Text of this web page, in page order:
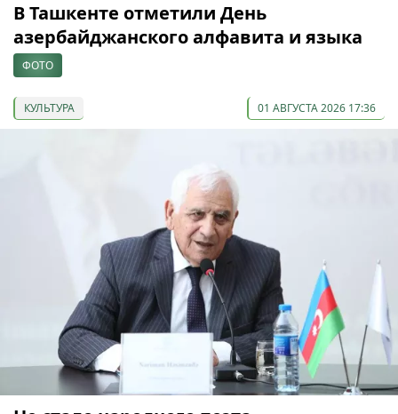
В Ташкенте отметили День
азербайджанского алфавита и языка
ФОТО
КУЛЬТУРА 01 АВГУСТА 2026 17:36